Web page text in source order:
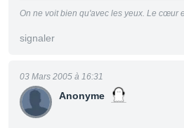
On ne voit bien qu'avec les yeux. Le cœur
signaler
Anonyme
03 Mars 2005 à 16:31